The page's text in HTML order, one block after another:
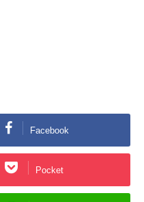
Facebook
Pocket